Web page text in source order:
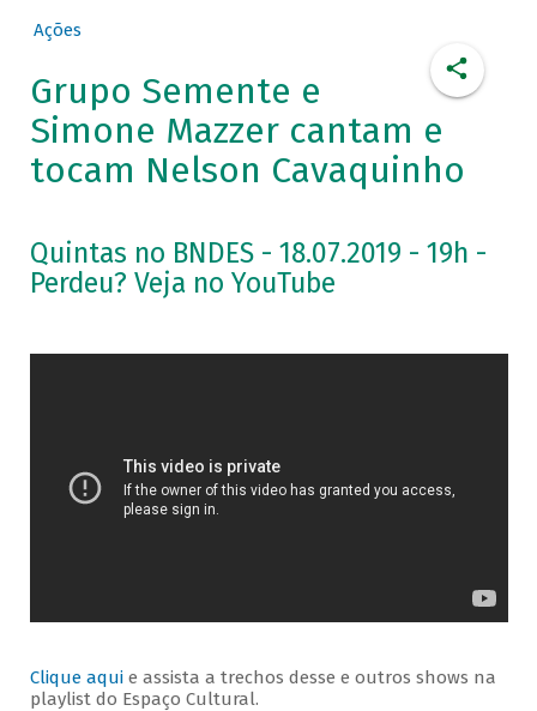
Ações
Grupo Semente e
Simone Mazzer cantam e
tocam Nelson Cavaquinho
Quintas no BNDES - 18.07.2019 - 19h -
Perdeu? Veja no YouTube
Clique aquie assista a trechos desse e outros shows na
playlist do Espaço Cultural.